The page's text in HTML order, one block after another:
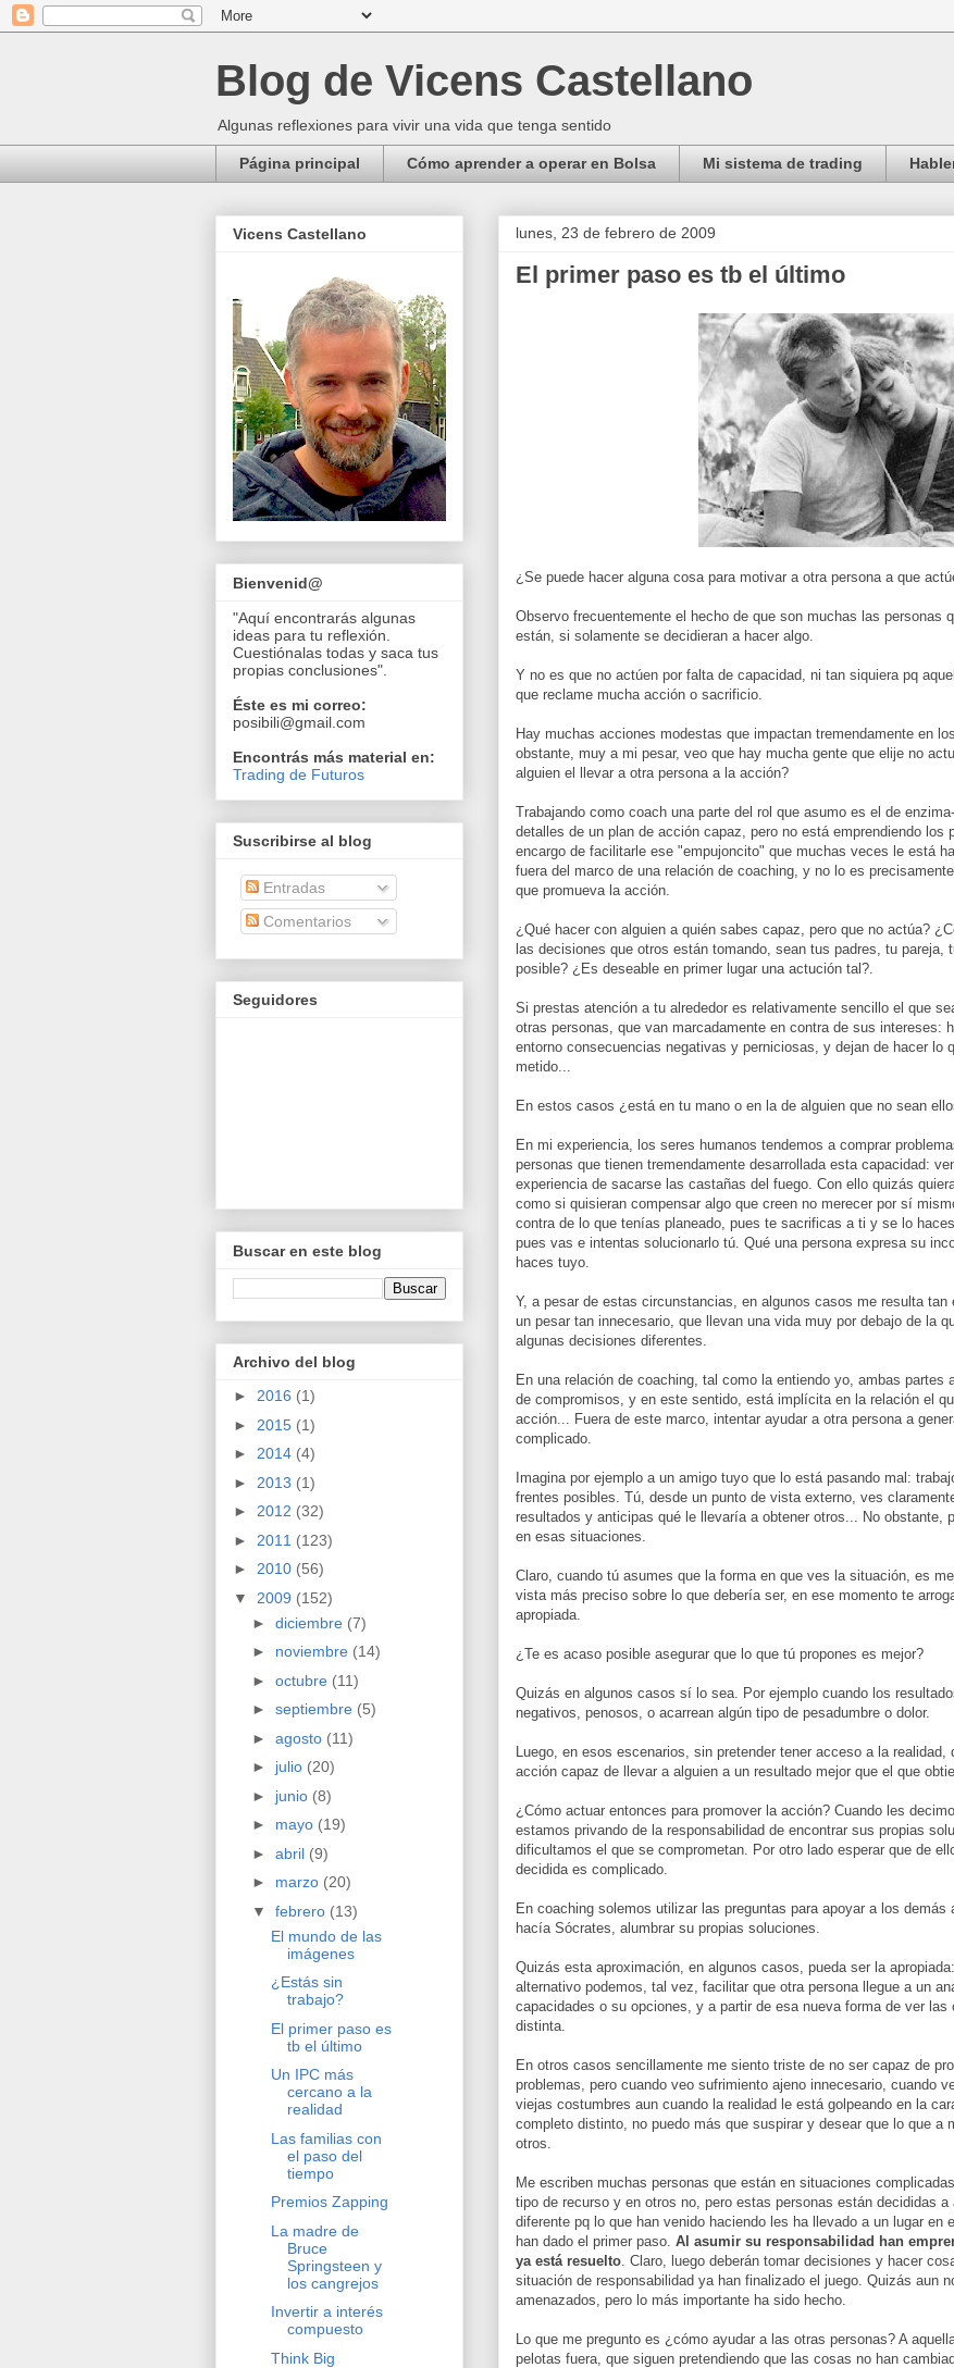
Blog de Vicens Castellano
Algunas reflexiones para vivir una vida que tenga sentido
Página principal Cómo aprender a operar en Bolsa Mi sistema de trading
lunes, 23 de febrero de 2009
El primer paso es tb el último
¿Se puede hacer alguna cosa para motivar a otra persona a que
Observo frecuentemente el hecho de que son muchas las personas
están, si solamente se decidieran a hacer algo.
Y no es que no actúen por falta de capacidad, ni tan siquiera pq
que reclame mucha acción o sacrificio.
Hay muchas acciones modestas que impactan tremendamente en
obstante, muy a mi pesar, veo que hay mucha gente que elije no
alguien el llevar a otra persona a la acción?
Trabajando como coach una parte del rol que asumo es el de
detalles de un plan de acción capaz, pero no está emprendiendo los
encargo de facilitarle ese "empujoncito" que muchas veces le está
fuera del marco de una relación de coaching, y no lo es
que promueva la acción.
¿Qué hacer con alguien a quién sabes capaz, pero que no actúa?
las decisiones que otros están tomando, sean tus padres, tu
posible? ¿Es deseable en primer lugar una actución tal?.
Si prestas atención a tu alrededor es relativamente sencillo el que
otras personas, que van marcadamente en contra de sus intereses:
entorno consecuencias negativas y perniciosas, y dejan de hacer lo
metido...
En estos casos ¿está en tu mano o en la de alguien que no sean
En mi experiencia, los seres humanos tendemos a comprar
personas que tienen tremendamente desarrollada esta capacidad:
experiencia de sacarse las castañas del fuego. Con ello quizás
como si quisieran compensar algo que creen no merecer por sí
contra de lo que tenías planeado, pues te sacrificas a ti y se lo
pues vas e intentas solucionarlo tú. Qué una persona expresa su
haces tuyo.
Y, a pesar de estas circunstancias, en algunos casos me resulta
un pesar tan innecesario, que llevan una vida muy por debajo de la
algunas decisiones diferentes.
En una relación de coaching, tal como la entiendo yo, ambas partes
de compromisos, y en este sentido, está implícita en la relación el
acción... Fuera de este marco, intentar ayudar a otra persona a
complicado.
Imagina por ejemplo a un amigo tuyo que lo está pasando mal:
frentes posibles. Tú, desde un punto de vista externo, ves
resultados y anticipas qué le llevaría a obtener otros... No obstante,
en esas situaciones.
Claro, cuando tú asumes que la forma en que ves la situación, es
vista más preciso sobre lo que debería ser, en ese momento te
apropiada.
¿Te es acaso posible asegurar que lo que tú propones es mejor?
Quizás en algunos casos sí lo sea. Por ejemplo cuando los
negativos, penosos, o acarrean algún tipo de pesadumbre o dolor.
Luego, en esos escenarios, sin pretender tener acceso a la
acción capaz de llevar a alguien a un resultado mejor que el que
¿Cómo actuar entonces para promover la acción? Cuando les
estamos privando de la responsabilidad de encontrar sus propias
dificultamos el que se comprometan. Por otro lado esperar que de
decidida es complicado.
En coaching solemos utilizar las preguntas para apoyar a los
hacía Sócrates, alumbrar su propias soluciones.
Quizás esta aproximación, en algunos casos, pueda ser la
alternativo podemos, tal vez, facilitar que otra persona llegue a un
capacidades o su opciones, y a partir de esa nueva forma de ver
distinta.
En otros casos sencillamente me siento triste de no ser capaz de
problemas, pero cuando veo sufrimiento ajeno innecesario, cuando
viejas costumbres aun cuando la realidad le está golpeando en la
completo distinto, no puedo más que suspirar y desear que lo que a
otros.
Me escriben muchas personas que están en situaciones
tipo de recurso y en otros no, pero estas personas están decididas
diferente pq lo que han venido haciendo les ha llevado a un lugar en
han dado el primer paso. Al asumir su responsabilidad han
ya está resuelto . Claro, luego deberán tomar decisiones y hacer
situación de responsabilidad ya han finalizado el juego. Quizás aun
amenazados, pero lo más importante ha sido hecho.
Lo que me pregunto es ¿cómo ayudar a las otras personas? A
pelotas fuera, que siguen pretendiendo que las cosas no han
Vicens Castellano
Bienvenid@
"Aquí encontrarás algunas
ideas para tu reflexión.
Cuestiónalas todas y saca tus
propias conclusiones".
Éste es mi correo:
posibili@gmail.com
Encontrás más material en:
Trading de Futuros
Suscribirse al blog
Entradas
Comentarios
Seguidores
Buscar en este blog
Archivo del blog
► 2016 (1)
► 2015 (1)
► 2014 (4)
► 2013 (1)
► 2012 (32)
► 2011 (123)
► 2010 (56)
▼ 2009 (152)
► diciembre (7)
► noviembre (14)
► octubre (11)
► septiembre (5)
► agosto (11)
► julio (20)
► junio (8)
► mayo (19)
► abril (9)
► marzo (20)
▼ febrero (13)
El mundo de las
imágenes
¿Estás sin
trabajo?
El primer paso es
tb el último
Un IPC más
cercano a la
realidad
Las familias con
el paso del
tiempo
Premios Zapping
La madre de
Bruce
Springsteen y
los cangrejos
Invertir a interés
compuesto
Think Big